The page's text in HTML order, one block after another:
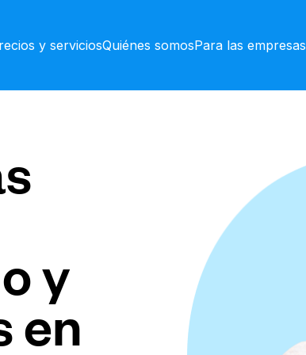
y serviciosQuiénes somosPara las empresas
y
en